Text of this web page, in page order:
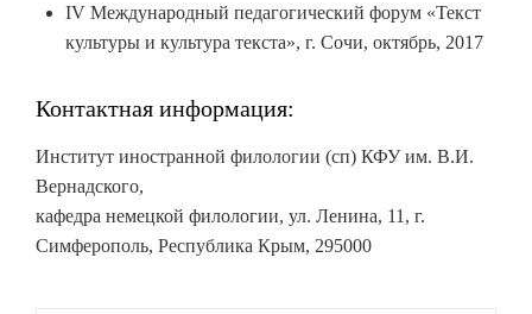
IV Международный педагогический форум «Текст
культуры и культура текста», г. Сочи, октябрь, 2017
Контактная информация:
Институт иностранной филологии (сп) КФУ им. В.И.
Вернадского,
кафедра немецкой филологии, ул. Ленина, 11, г.
Симферополь, Республика Крым, 295000